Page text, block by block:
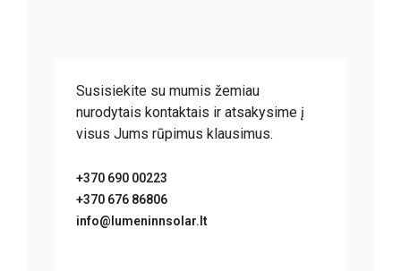
Susisiekite su mumis žemiau
nurodytais kontaktais ir atsakysime į
visus Jums rūpimus klausimus.
+370 690 00223
+370 676 86806
info@lumeninnsolar.lt